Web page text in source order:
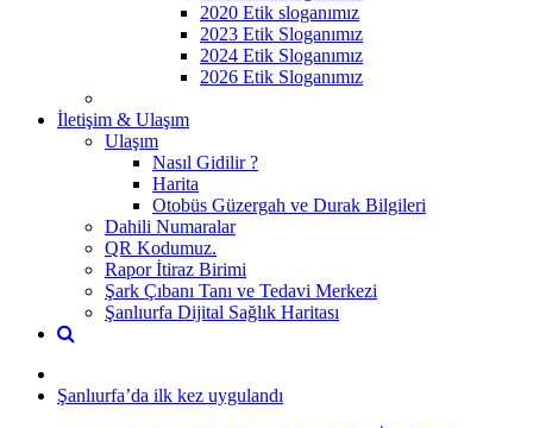
2020 Etik sloganımız
2023 Etik Sloganımız
2024 Etik Sloganımız
2026 Etik Sloganımız
İletişim & Ulaşım
Ulaşım
Nasıl Gidilir ?
Harita
Otobüs Güzergah ve Durak Bilgileri
Dahili Numaralar
QR Kodumuz.
Rapor İtiraz Birimi
Şark Çıbanı Tanı ve Tedavi Merkezi
Şanlıurfa Dijital Sağlık Haritası
Şanlıurfa’da ilk kez uygulandı